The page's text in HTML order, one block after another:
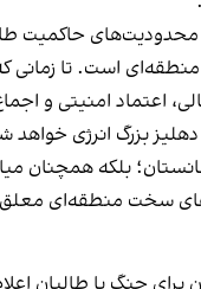
محدودیت‌های حاکمیت
است. تا زمانی
اعتماد امنیتی و
دهلیز بزرگ انرژی
بلکه همچنان
سخت منطقه‌ای معلق